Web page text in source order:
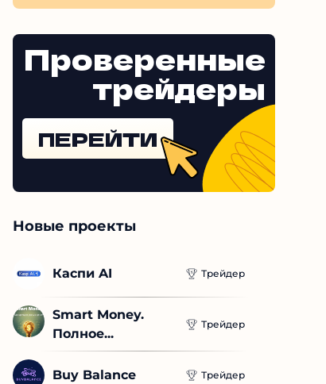
себя обмануть, держитесь
"инвестиционных
возможностей".
Проверенные
трейдеры
ПЕРЕЙТИ
Новые проекты
Каспи AI Трейдер
Smart Money.
Полное...
Трейдер
Buy Balance Трейдер